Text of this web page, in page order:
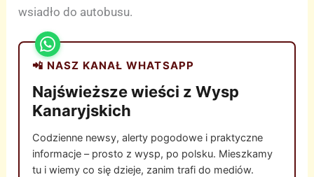
wsiadło do autobusu.
📲 NASZ KANAŁ WHATSAPP
Najświeższe wieści z Wysp
Kanaryjskich
Codzienne newsy, alerty pogodowe i praktyczne
informacje – prosto z wysp, po polsku. Mieszkamy
tu i wiemy co się dzieje, zanim trafi do mediów.